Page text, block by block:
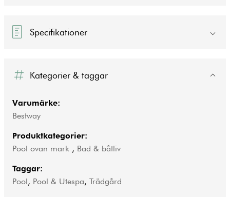
Specifikationer
Kategorier & taggar
Varumärke:
Bestway
Produktkategorier:
Pool ovan mark , Bad & båtliv
Taggar:
Pool, Pool & Utespa, Trädgård